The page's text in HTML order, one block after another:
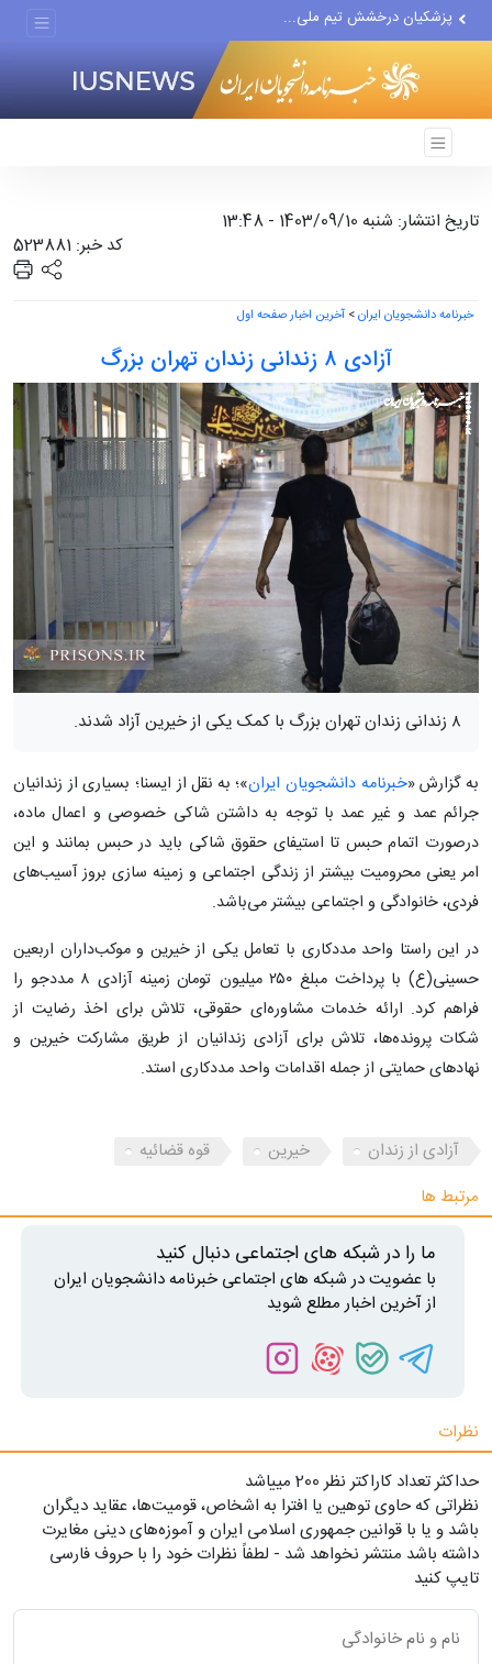
پوشش رسانه‌ای حج، عمره،...
هیچ واحد تولیدی در تهران...
تاریخ انتشار: شنبه 1403/09/10 - 13:48
کد خبر: 523881
خبرنامه دانشجویان ایران> آخرین اخبار صفحه اول
آزادی ۸ زندانی زندان تهران بزرگ
۸ زندانی زندان تهران بزرگ با کمک یکی از خیرین آزاد شدند.
به گزارش «خبرنامه دانشجویان ایران»؛ به نقل از ایسنا؛ بسیاری از زندانیان
جرائم عمد و غیر عمد با توجه به داشتن شاکی خصوصی و اعمال ماده،
درصورت اتمام حبس تا استیفای حقوق شاکی باید در حبس بمانند و این
امر یعنی محرومیت بیشتر از زندگی اجتماعی و زمینه سازی بروز آسیب‌های
فردی، خانوادگی و اجتماعی بیشتر می‌باشد.
در این راستا واحد مددکاری با تعامل یکی از خیرین و موکب‌داران اربعین
حسینی(ع) با پرداخت مبلغ ۲۵۰ میلیون تومان زمینه آزادی ۸ مددجو را
فراهم کرد. ارائه خدمات مشاوره‌ای حقوقی، تلاش برای اخذ رضایت از
شکات پرونده‌ها، تلاش برای آزادی زندانیان از طریق مشارکت خیرین و
نهادهای حمایتی از جمله اقدامات واحد مددکاری استد.
آزادی از زندان خیرین
قوه قضائیه
مرتبط ها
ما را در شبکه های اجتماعی دنبال کنید
با عضویت در شبکه های اجتماعی خبرنامه دانشجویان ایران
از آخرین اخبار مطلع شوید
نظرات
حداکثر تعداد کاراکتر نظر 200 ميياشد
نظراتی که حاوی توهین یا افترا به اشخاص، قومیت‌ها، عقاید دیگران
باشد و یا با قوانین جمهوری اسلامی ایران و آموزه‌های دینی مغایرت
داشته باشد منتشر نخواهد شد - لطفاً نظرات خود را با حروف فارسی
تایپ کنید